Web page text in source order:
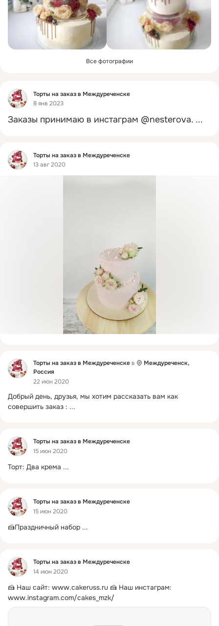
Все фотографии
Фид
Торты на заказ в Междуреченске
8 янв 2023
Заказы принимаю в инстаграм @nesterova. ...
Фид
Торты на заказ в Междуреченске
13 авг 2020
Фид Торты на заказ в Междуреченскев
Междуреченск,
Россия
22 июн 2020
Добрый день, друзья, мы хотим рассказать вам как
совершить заказ : ...
Фид
Торты на заказ в Междуреченске
15 июн 2020
Торт: Два крема ...
Фид
Торты на заказ в Междуреченске
15 июн 2020
🍰Праздничный набор ...
Фид
Торты на заказ в Междуреченске
14 июн 2020
🍰 Наш сайт: www.cakeruss.ru 🍰 Наш инстаграм:
www.instagram.com/cakes_mzk/